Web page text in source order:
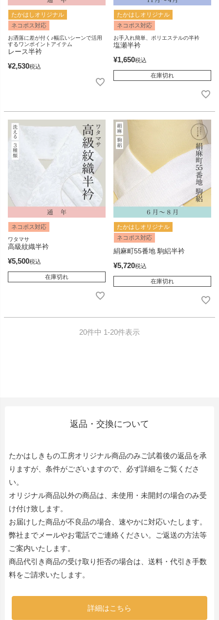
たかはしオリジナル
ネコポス対応
お洒落に差が付く♪幅広いシーンで活用
するワンポイントアイテム
レース半衿
¥2,530税込
たかはしオリジナル
ネコポス対応
お手入れ簡単、ポリエステルの半衿
塩瀬半衿
¥1,650税込
在庫切れ
ネコポス対応
ワタマサ
高級紋織半衿
¥5,500税込
在庫切れ
たかはしオリジナル
ネコポス対応
絹麻町55番地 駒絽半衿
¥5,720税込
在庫切れ
20件中 1-20件表示
返品・交換について
たかはしきもの工房オリジナル商品のみご試着後の返品を承
りますが、条件がございますので、必ず詳細をご覧くださ
い。
オリジナル商品以外の商品は、未使用・未開封の場合のみ受
け付け致します。
お届けした商品が不良品の場合、速やかに対応いたします。
弊社までメールやお電話でご連絡ください。ご返送の方法等
ご案内いたします。
商品代引き商品の受け取り拒否の場合は、送料・代引き手数
料をご請求いたします。
詳細はこちら